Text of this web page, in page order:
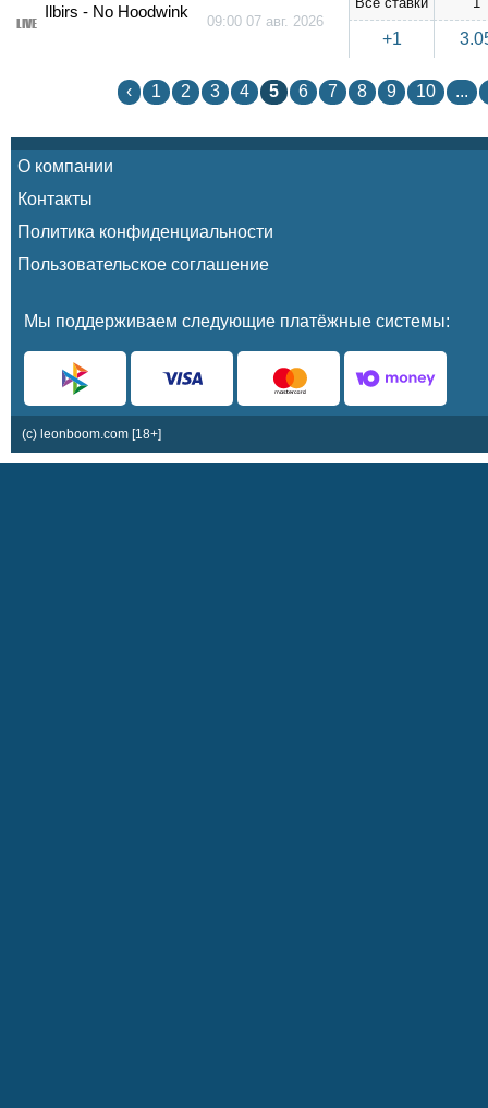
Ilbirs - No Hoodwink
09:00 07 авг. 2026
LIVE
+1
‹ 1 2 3 4 5 6 7 8 9 10 ...
О компании
Контакты
Политика конфиденциальности
Пользовательское соглашение
Мы поддерживаем следующие платёжные системы:
(c) leonboom.com [18+]